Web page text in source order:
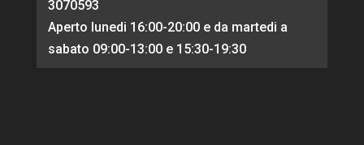
3070593
Aperto lunedi 16:00-20:00 e da martedi a
sabato 09:00-13:00 e 15:30-19:30